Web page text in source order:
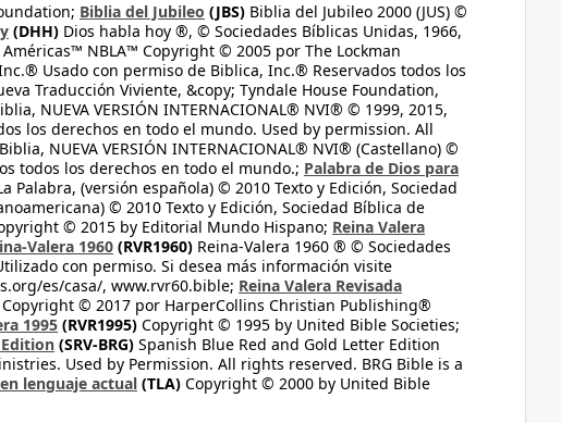
Biblia del Jubileo (JBS) Biblia del Jubileo 2000 (JUS) ©
(DHH) Dios habla hoy ®, © Sociedades Bíblicas Unidas, 1966,
NBLA™ Copyright © 2005 por The Lockman
Usado con permiso de Biblica, Inc.® Reservados todos los
Traducción Viviente, &copy; Tyndale House Foundation,
NUEVA VERSIÓN INTERNACIONAL® NVI® © 1999, 2015,
los derechos en todo el mundo. Used by permission. All
NUEVA VERSIÓN INTERNACIONAL® NVI® (Castellano) ©
todos los derechos en todo el mundo.; Palabra de Dios para
Palabra, (versión española) © 2010 Texto y Edición, Sociedad
© 2010 Texto y Edición, Sociedad Bíblica de
© 2015 by Editorial Mundo Hispano; Reina Valera
Valera 1960 (RVR1960) Reina-Valera 1960 ® © Sociedades
con permiso. Si desea más información visite
es/casa/, www.rvr60.bible; Reina Valera Revisada
© 2017 por HarperCollins Christian Publishing®
1995 (RVR1995) Copyright © 1995 by United Bible Societies;
(SRV-BRG) Spanish Blue Red and Gold Letter Edition
Used by Permission. All rights reserved. BRG Bible is a
lenguaje actual (TLA) Copyright © 2000 by United Bible